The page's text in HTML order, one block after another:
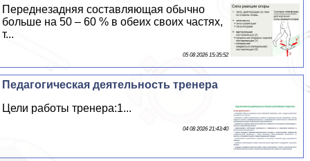
Переднезадняя составляющая обычно
больше на 50 – 60 % в обеих своих частях,
т...
05 08 2026 15:35:52
Педагогическая деятельность тренера
Цели работы тренера:1...
04 08 2026 21:43:40